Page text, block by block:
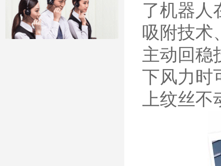
了机器人
吸附技术
主动回稳
下风力时
上纹丝不